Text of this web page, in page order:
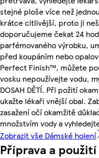
stejné ploše více než
krátce citlivější, proto ji
doporučujeme čekat 24
parfémovaného výrobku,
před koupáním nebo
Perfect Finish™, můžete
vosku nepoužívejte vodu,
DOSAH DĚTÍ. Při požití
ukažte lékaři vnější obal.
zasažení očí okamžitě
množstvím vody a
Zobrazit vše Dámské holení
Příprava a použití